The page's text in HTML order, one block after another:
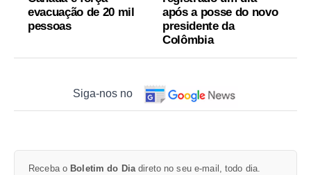
evacuação de 20 mil
pessoas
após a posse do novo
presidente da
Colômbia
Siga-nos no
Receba o Boletim do Diadireto no seu e-mail, todo dia.